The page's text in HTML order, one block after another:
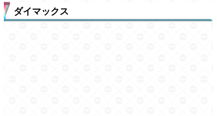
ダイマックス